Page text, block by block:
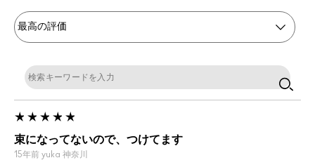
束になってないので、つけてます
15年前 yuka 神奈川